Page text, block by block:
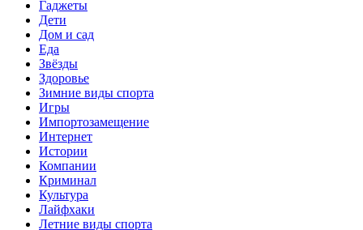
Гаджеты
Дети
Дом и сад
Еда
Звёзды
Здоровье
Зимние виды спорта
Игры
Импортозамещение
Интернет
Истории
Компании
Криминал
Культура
Лайфхаки
Летние виды спорта